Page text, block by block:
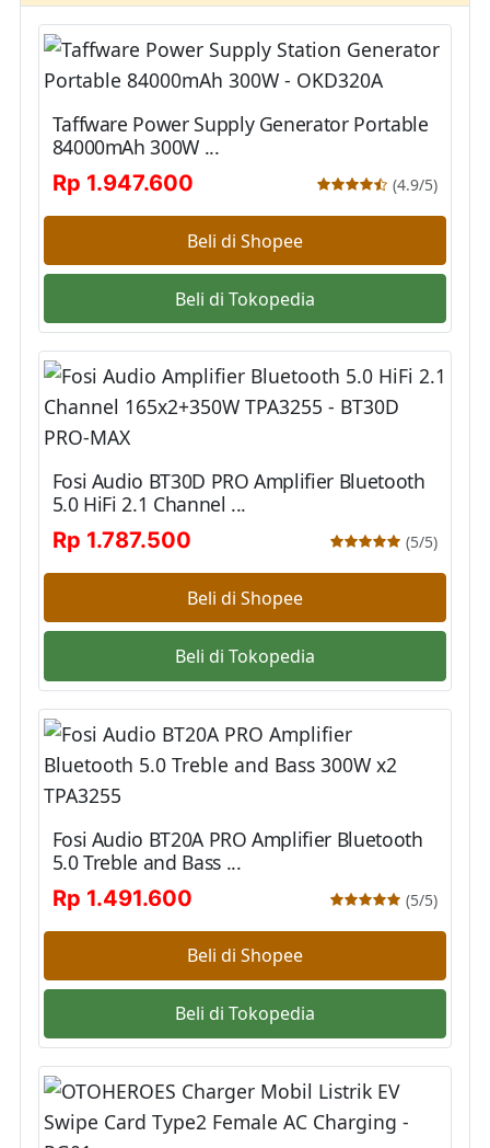
Taffware Power Supply Generator Portable
84000mAh 300W ...
Rp 1.947.600
(4.9/5)
Beli di Shopee
Beli di Tokopedia
Fosi Audio BT30D PRO Amplifier Bluetooth
5.0 HiFi 2.1 Channel ...
Rp 1.787.500
(5/5)
Beli di Shopee
Beli di Tokopedia
Fosi Audio BT20A PRO Amplifier Bluetooth
5.0 Treble and Bass ...
Rp 1.491.600
(5/5)
Beli di Shopee
Beli di Tokopedia